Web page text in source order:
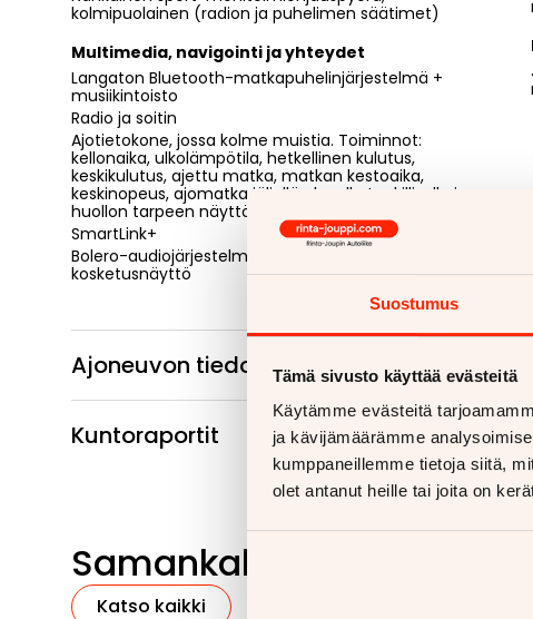
Suostumus
Tämä sivusto käyttää evästeitä
Käytämme evästeitä
ja kävijämäärämme
kumppaneillemme tietoja siitä,
olet antanut heille tai joita on
kolmipuolainen (radion ja puhelimen säätimet)
Multimedia, navigointi ja yhteydet
Langaton Bluetooth-matkapuhelinjärjestelmä +
musiikintoisto
Radio ja soitin
Ajotietokone, jossa kolme muistia. Toiminnot:
kellonaika, ulkolämpötila, hetkellinen kulutus,
keskikulutus, ajettu matka, matkan kestoaika,
keskinopeus, ajomatka jäljellä olevalla tankillisella ja
huollon tarpeen näyttö
SmartLink+
Bolero-audiojärjestelmä, 8,0" värillinen
kosketusnäyttö
Ajoneuvon tiedot
Kuntoraportit
Samankaltaisia ajoneuvoja
Katso kaikki